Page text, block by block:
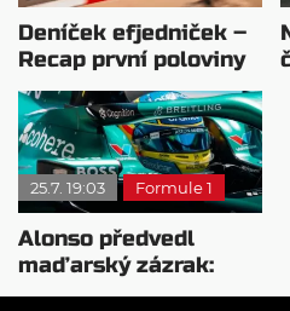
Deníček efjedniček –
Recap první poloviny
sezóny 2026
25.7. 19:03 Formule 1
Alonso předvedl
maďarský zázrak:
Dostal svůj traktor do